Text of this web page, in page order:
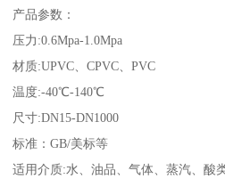
产品参数：
压力:0.6Mpa-1.0Mpa
材质:UPVC、CPVC、PVC
温度:-40℃-140℃
尺寸:DN15-DN1000
标准：GB/美标等
适用介质:水、油品、气体、蒸汽、酸